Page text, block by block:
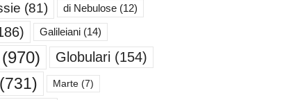
(81) di Nebulose(12)
Galileiani(14)
Globulari (154)
(731) Marte(7)